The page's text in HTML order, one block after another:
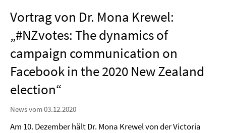
Vortrag von Dr. Mona Krewel:
„#NZvotes: The dynamics of
campaign communication on
Facebook in the 2020 New Zealand
election“
News vom 03.12.2020
Am 10. Dezember hält Dr. Mona Krewel von der Victoria